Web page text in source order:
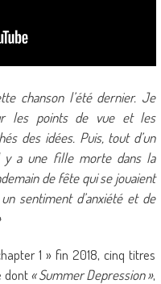
chanson l’été dernier. Je
les points de vue et les
des idées. Puis, tout d’un
y a une fille morte dans la
de fête qui se jouaient
sentiment d’anxiété et de
1 » fin 2018, cinq titres
dont« Summer Depression »,